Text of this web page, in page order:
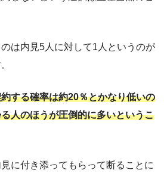
は内見5人に対して1人というのが
する確率は約20％とかなり低いの
人のほうが圧倒的に多いというこ
に付き添ってもらって断ることに